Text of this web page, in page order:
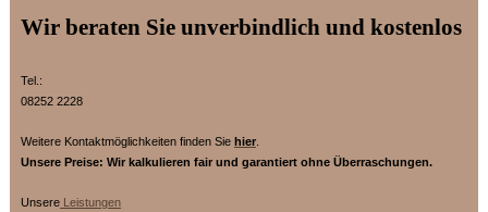
Wir beraten Sie unverbindlich und kostenlos
Tel.:
08252 2228
Weitere Kontaktmöglichkeiten finden Sie hier.
Unsere Preise: Wir kalkulieren fair und garantiert ohne Überraschungen.
Unsere Leistungen